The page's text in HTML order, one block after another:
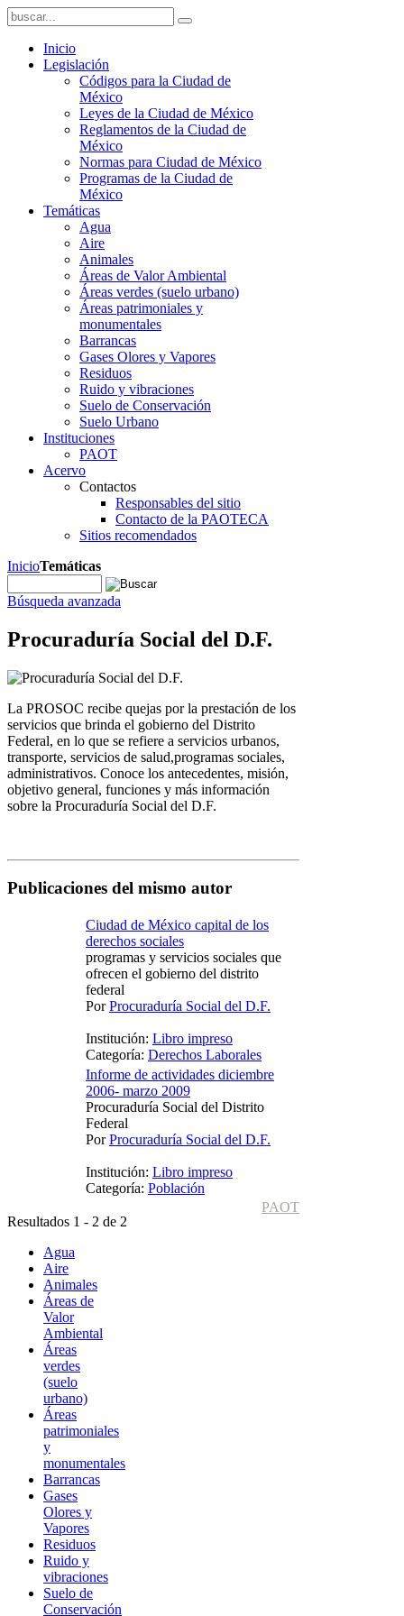
Inicio
Legislación
Códigos para la Ciudad de
México
Leyes de la Ciudad de México
Reglamentos de la Ciudad de
México
Normas para Ciudad de México
Programas de la Ciudad de
México
Temáticas
Agua
Aire
Animales
Áreas de Valor Ambiental
Áreas verdes (suelo urbano)
Áreas patrimoniales y
monumentales
Barrancas
Gases Olores y Vapores
Residuos
Ruido y vibraciones
Suelo de Conservación
Suelo Urbano
Instituciones
PAOT
Acervo
Contactos
Responsables del sitio
Contacto de la PAOTECA
Sitios recomendados
InicioTemáticas
Búsqueda avanzada
Procuraduría Social del D.F.
La PROSOC recibe quejas por la prestación de los
servicios que brinda el gobierno del Distrito
Federal, en lo que se refiere a servicios urbanos,
transporte, servicios de salud,programas sociales,
administrativos. Conoce los antecedentes, misión,
objetivo general, funciones y más información
sobre la Procuraduría Social del D.F.
Publicaciones del mismo autor
Ciudad de México capital de los
derechos sociales
programas y servicios sociales que
ofrecen el gobierno del distrito
federal
PorProcuraduría Social del D.F.
Institución: Libro impreso
Categoría: Derechos Laborales
Informe de actividades diciembre
2006- marzo 2009
Procuraduría Social del Distrito
Federal
PorProcuraduría Social del D.F.
Institución: Libro impreso
Categoría: Población
PAOT
Resultados 1 - 2 de 2
Agua
Aire
Animales
Áreas de
Valor
Ambiental
Áreas
verdes
(suelo
urbano)
Áreas
patrimoniales
y
monumentales
Barrancas
Gases
Olores y
Vapores
Residuos
Ruido y
vibraciones
Suelo de
Conservación